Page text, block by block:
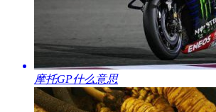
​摩托GP什么意思